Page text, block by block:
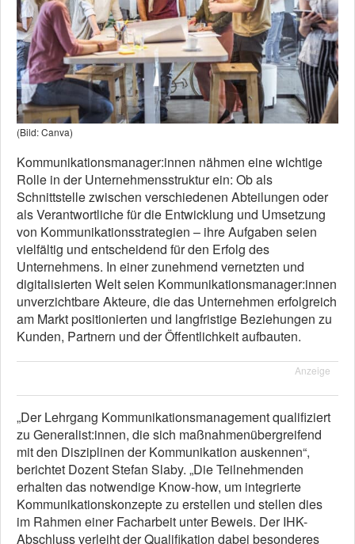
(Bild: Canva)
Kommunikationsmanager:innen nähmen eine wichtige
Rolle in der Unternehmensstruktur ein: Ob als
Schnittstelle zwischen verschiedenen Abteilungen oder
als Verantwortliche für die Entwicklung und Umsetzung
von Kommunikationsstrategien – ihre Aufgaben seien
vielfältig und entscheidend für den Erfolg des
Unternehmens. In einer zunehmend vernetzten und
digitalisierten Welt seien Kommunikationsmanager:innen
unverzichtbare Akteure, die das Unternehmen erfolgreich
am Markt positionierten und langfristige Beziehungen zu
Kunden, Partnern und der Öffentlichkeit aufbauten.
Anzeige
„Der Lehrgang Kommunikationsmanagement qualifiziert
zu Generalist:innen, die sich maßnahmenübergreifend
mit den Disziplinen der Kommunikation auskennen“,
berichtet Dozent Stefan Slaby. „Die Teilnehmenden
erhalten das notwendige Know-how, um integrierte
Kommunikationskonzepte zu erstellen und stellen dies
im Rahmen einer Facharbeit unter Beweis. Der IHK-
Abschluss verleiht der Qualifikation dabei besonderes